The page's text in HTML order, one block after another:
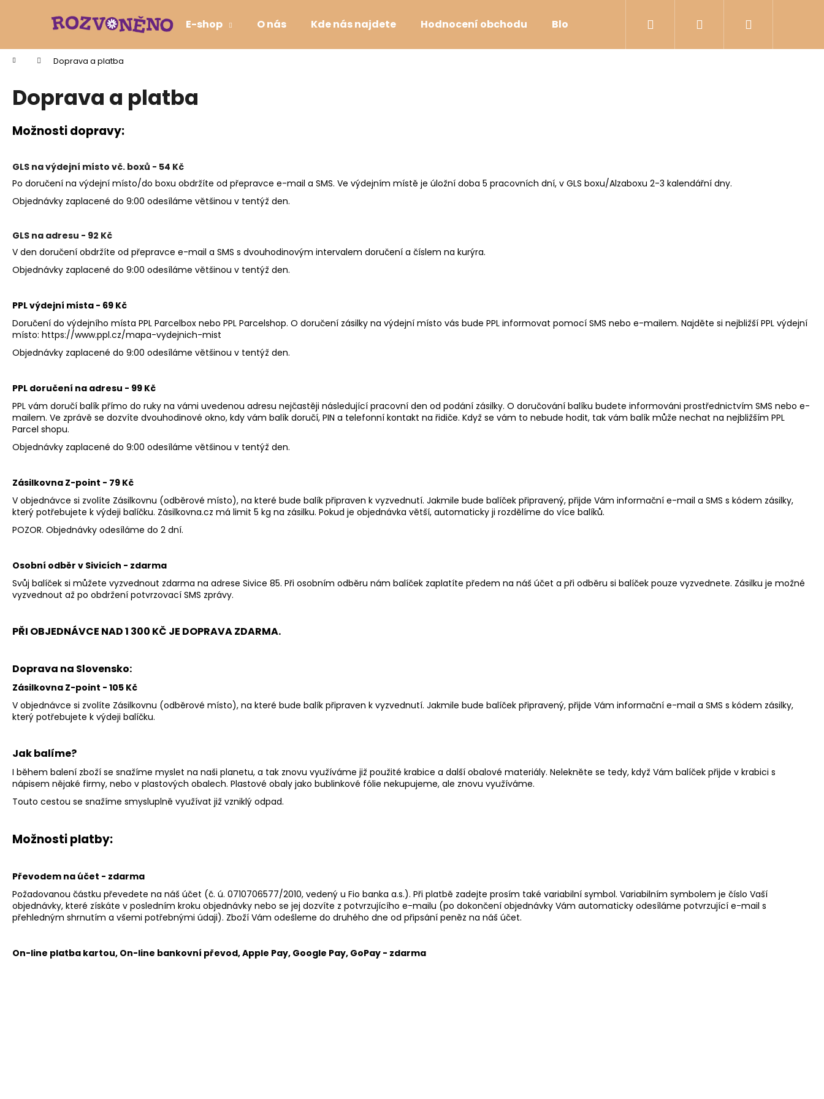
E-shop O nás Kde nás najdete Hodnocení obchodu Blog Kontakty Napište nám
Přihlášení
Domů Doprava a platba
Doprava a platba
Možnosti dopravy:
GLS na výdejní místo vč. boxů - 54 Kč
Po doručení na výdejní místo/do boxu obdržíte od přepravce e-mail a SMS. Ve výdejním místě je úložní doba 5 pracovních dní, v GLS boxu/Alzaboxu 2-3 kalendářní dny.
Objednávky zaplacené do 9:00 odesíláme většinou v tentýž den.
GLS na adresu - 92 Kč
V den doručení obdržíte od přepravce e-mail a SMS s dvouhodinovým intervalem doručení a číslem na kurýra.
Objednávky zaplacené do 9:00 odesíláme většinou v tentýž den.
PPL výdejní místa - 69 Kč
Doručení do výdejního místa PPL Parcelbox nebo PPL Parcelshop. O doručení zásilky na výdejní místo vás bude PPL informovat pomocí SMS nebo e-mailem. Najděte si nejbližší PPL výdejní
místo: https://www.ppl.cz/mapa-vydejnich-mist
Objednávky zaplacené do 9:00 odesíláme většinou v tentýž den.
PPL doručení na adresu - 99 Kč
PPL vám doručí balík přímo do ruky na vámi uvedenou adresu nejčastěji následující pracovní den od podání zásilky. O doručování balíku budete informováni prostřednictvím SMS nebo e-
mailem. Ve zprávě se dozvíte dvouhodinové okno, kdy vám balík doručí, PIN a telefonní kontakt na řidiče. Když se vám to nebude hodit, tak vám balík může nechat na nejbližším PPL
Parcel shopu.
Objednávky zaplacené do 9:00 odesíláme většinou v tentýž den.
Zásilkovna Z-point - 79 Kč
V objednávce si zvolíte Zásilkovnu (odběrové místo), na které bude balík připraven k vyzvednutí. Jakmile bude balíček připravený, přijde Vám informační e-mail a SMS s kódem zásilky,
který potřebujete k výdeji balíčku. Zásilkovna.cz má limit 5 kg na zásilku. Pokud je objednávka větší, automaticky ji rozdělíme do více balíků.
POZOR. Objednávky odesíláme do 2 dní.
Osobní odběr v Sivicích - zdarma
Svůj balíček si můžete vyzvednout zdarma na adrese Sivice 85. Při osobním odběru nám balíček zaplatíte předem na náš účet a při odběru si balíček pouze vyzvednete. Zásilku je možné
vyzvednout až po obdržení potvrzovací SMS zprávy.
PŘI OBJEDNÁVCE NAD 1 300 KČ JE DOPRAVA ZDARMA.
Doprava na Slovensko:
Zásilkovna Z-point - 105 Kč
V objednávce si zvolíte Zásilkovnu (odběrové místo), na které bude balík připraven k vyzvednutí. Jakmile bude balíček připravený, přijde Vám informační e-mail a SMS s kódem zásilky,
který potřebujete k výdeji balíčku.
Jak balíme?
I během balení zboží se snažíme myslet na naši planetu, a tak znovu využíváme již použité krabice a další obalové materiály. Nelekněte se tedy, když Vám balíček přijde v krabici s
nápisem nějaké firmy, nebo v plastových obalech. Plastové obaly jako bublinkové fólie nekupujeme, ale znovu využíváme.
Touto cestou se snažíme smysluplně využívat již vzniklý odpad.
Možnosti platby:
Převodem na účet - zdarma
Požadovanou částku převedete na náš účet (č. ú. 0710706577/2010, vedený u Fio banka a.s.). Při platbě zadejte prosím také variabilní symbol. Variabilním symbolem je číslo Vaší
objednávky, které získáte v posledním kroku objednávky nebo se jej dozvíte z potvrzujícího e-mailu (po dokončení objednávky Vám automaticky odesíláme potvrzující e-mail s
přehledným shrnutím a všemi potřebnými údaji). Zboží Vám odešleme do druhého dne od připsání peněz na náš účet.
On-line platba kartou, On-line bankovní převod, Apple Pay, Google Pay, GoPay - zdarma
í
Zpět
do
obchodu
Zpět
do
obchodu
DĚKUJI - PŘÍRODNÍ SVÍČKA S BIO
GREPEM, LIMETKOU A BERGAMOTEM
POTĚŠENÍ MYSLI - PŘÍRODNÍ SVÍČKA S
BIO CITRONELOU A LEVANDULÍ